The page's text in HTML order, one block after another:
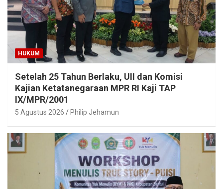
HUKUM
Setelah 25 Tahun Berlaku, UII dan Komisi
Kajian Ketatanegaraan MPR RI Kaji TAP
IX/MPR/2001
5 Agustus 2026 Philip Jehamun